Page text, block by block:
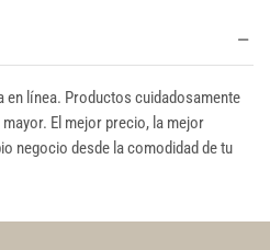
en línea. Productos cuidadosamente
El mejor precio, la mejor
negocio desde la comodidad de tu